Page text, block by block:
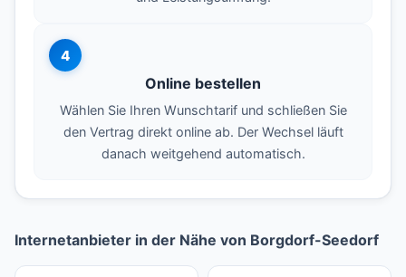
4
Online bestellen
Wählen Sie Ihren Wunschtarif und schließen Sie
den Vertrag direkt online ab. Der Wechsel läuft
danach weitgehend automatisch.
Internetanbieter in der Nähe von Borgdorf-Seedorf